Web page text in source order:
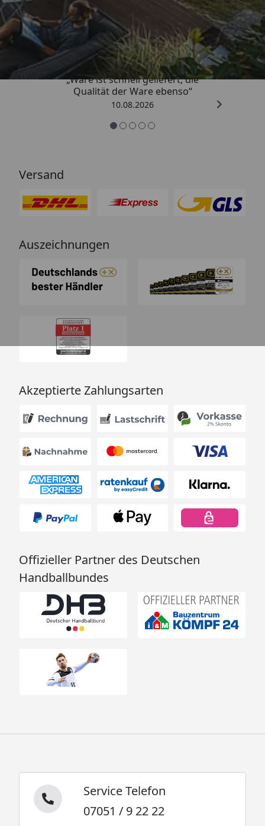
Trusted Shops
4,93/ 5
„Ware ist schnell geliefert, die
Qualität der Ware ebenso“
10.08.2026
Versand
Auszeichnungen
Akzeptierte Zahlungsarten
Offizieller Partner des Deutschen
Handballbundes
Service Telefon
07051 / 9 22 22